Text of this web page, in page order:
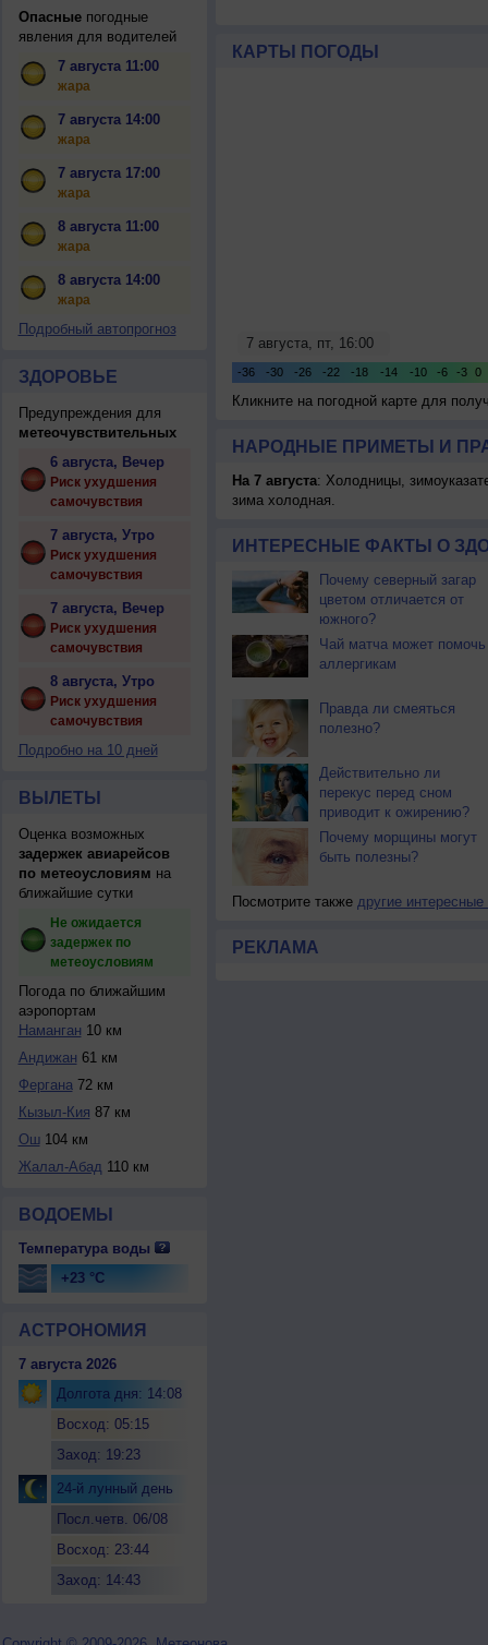
Опасныепогодные
явления для водителей
7 августа 11:00
жара
7 августа 14:00
жара
7 августа 17:00
жара
8 августа 11:00
жара
8 августа 14:00
жара
Подробный автопрогноз
ЗДОРОВЬЕ
Предупреждения для
метеочувствительных
6 августа, Вечер
Риск ухудшения
самочувствия
7 августа, Утро
Риск ухудшения
самочувствия
7 августа, Вечер
Риск ухудшения
самочувствия
8 августа, Утро
Риск ухудшения
самочувствия
Подробно на 10 дней
ВЫЛЕТЫ
Оценка возможных
задержек авиарейсов
по метеоусловиям на
ближайшие сутки
Не ожидается
задержек по
метеоусловиям
Погода по ближайшим
аэропортам
Наманган 10 км
Андижан 61 км
Фергана72 км
Кызыл-Кия 87 км
Ош104 км
Жалал-Абад 110 км
ВОДОЕМЫ
Температура воды
+23 °C
АСТРОНОМИЯ
7 августа 2026
Долгота дня: 14:08
Восход: 05:15
Заход: 19:23
24-й лунный день
Посл.четв. 06/08
Восход: 23:44
Заход: 14:43
КАРТЫ ПОГОДЫ
Кликните на погодной карте для
НАРОДНЫЕ ПРИМЕТЫ И
На 7 августа: Холодницы,
зима холодная.
ИНТЕРЕСНЫЕ ФАКТЫ О
Почему северный загар
цветом отличается от
южного?
Чай матча может помочь
аллергикам
Правда ли смеяться
полезно?
Действительно ли
перекус перед сном
приводит к ожирению?
Почему морщины могут
быть полезны?
Посмотрите также другие интересные
РЕКЛАМА